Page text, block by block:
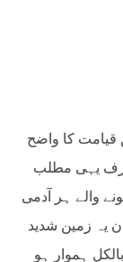
قیامت کا واضح
یہی مطلب
والے ہر آدمی
یہ زمین شدید
ہموار ہو